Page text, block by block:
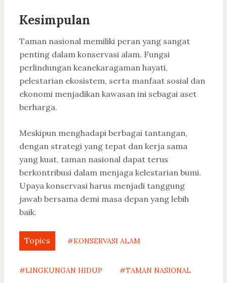
Kesimpulan
Taman nasional memiliki peran yang sangat
penting dalam konservasi alam. Fungsi
perlindungan keanekaragaman hayati,
pelestarian ekosistem, serta manfaat sosial dan
ekonomi menjadikan kawasan ini sebagai aset
berharga.
Meskipun menghadapi berbagai tantangan,
dengan strategi yang tepat dan kerja sama
yang kuat, taman nasional dapat terus
berkontribusi dalam menjaga kelestarian bumi.
Upaya konservasi harus menjadi tanggung
jawab bersama demi masa depan yang lebih
baik.
Topics #KONSERVASI ALAM
#LINGKUNGAN HIDUP #TAMAN NASIONAL